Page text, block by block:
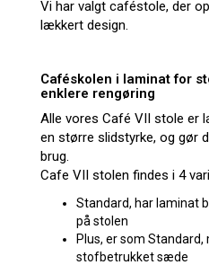
Vi har valgt caféstole, der
lækkert design.
Caféskolen i laminat for
enklere rengøring
Alle vores Café VII stole er
en større slidstyrke, og gør
brug.
Cafe VII stolen findes i 4
Standard, har laminat
på stolen
Plus, er som
stofbetrukket sæde